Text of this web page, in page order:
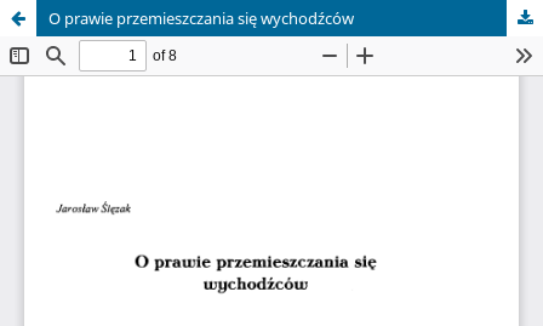
O prawie przemieszczania się wychodźców